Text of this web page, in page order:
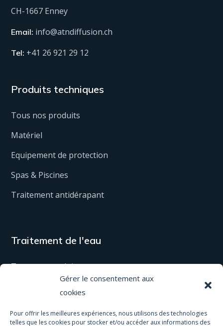
Gérer le consentement aux
cookies
Pour offrir les meilleures expériences, nous utilisons des technologies
telles que les cookies pour stocker et/ou accéder aux informations des
CH-1667 Enney
Email: info@atndiffusion.ch
Tel: +41 26 921 29 12
Produits techniques
Tous nos produits
Matériel
Equipement de protection
Spas & Piscines
Traitement antidérapant
Traitement de l'eau
Tous nos produits